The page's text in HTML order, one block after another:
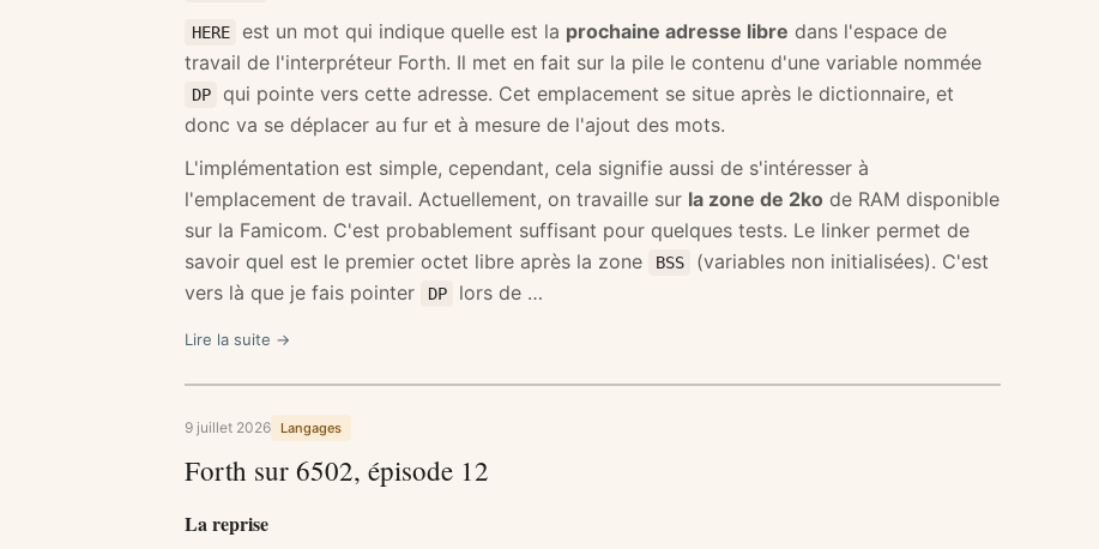
HERE est un mot qui indique quelle est la prochaine adresse libre dans l'espace de
travail de l'interpréteur Forth. Il met en fait sur la pile le contenu d'une variable nommée
DP
qui pointe vers cette adresse. Cet emplacement se situe après le dictionnaire, et
donc va se déplacer au fur et à mesure de l'ajout des mots.
L'implémentation est simple, cependant, cela signifie aussi de s'intéresser à
l'emplacement de travail. Actuellement, on travaille sur la zone de 2ko de RAM disponible
sur la Famicom. C'est probablement suffisant pour quelques tests. Le linker permet de
savoir quel est le premier octet libre après la zone
BSS
(variables non initialisées). C'est
vers là que je fais pointer
DP lors de …
Lire la suite →
9 juillet 2026 Langages
Forth sur 6502, épisode 12
La reprise